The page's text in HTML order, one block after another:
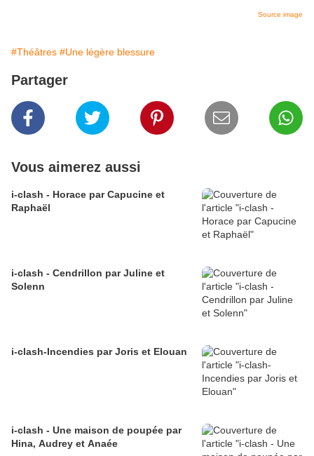
Source image
#Théâtres #Une légère blessure
Partager
Vous aimerez aussi
i-clash - Horace par Capucine et
Raphaël
i-clash - Cendrillon par Juline et
Solenn
i-clash-Incendies par Joris et Elouan
i-clash - Une maison de poupée par
Hina, Audrey et Anaée